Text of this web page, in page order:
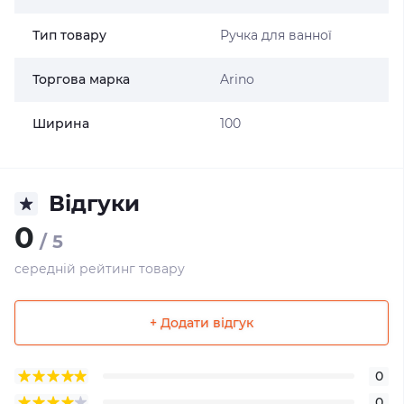
Тип товару Ручка для ванної
Торгова марка Arino
Ширина 100
Відгуки
0 / 5
середній рейтинг товару
+ Додати відгук
0